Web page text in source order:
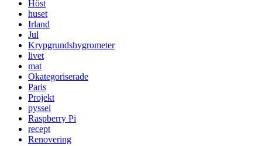
Höst
huset
Irland
Jul
Krypgrundshygrometer
livet
mat
Okategoriserade
Paris
Projekt
pyssel
Raspberry Pi
recept
Renovering